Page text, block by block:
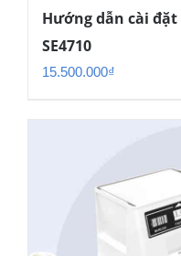
Hướng dẫn cài đặt
SE4710
15.500.000₫